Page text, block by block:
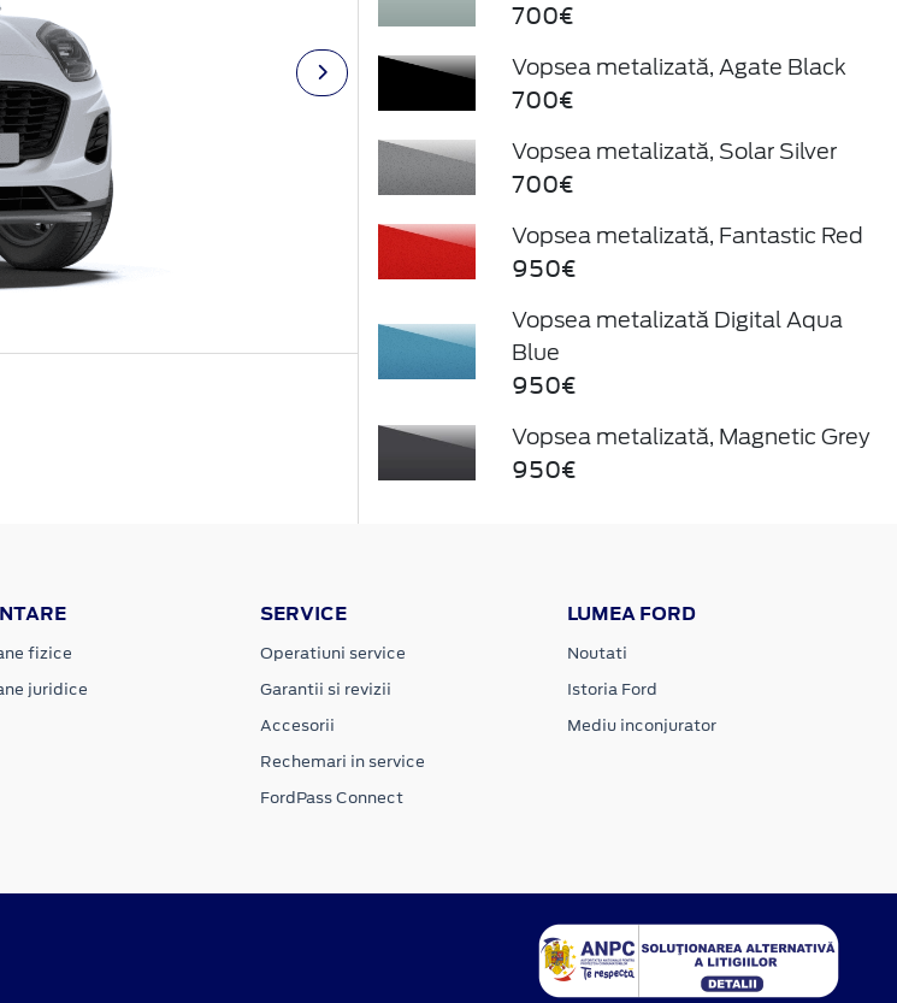
700€
Vopsea metalizată, Agate Black
700€
Vopsea metalizată, Solar Silver
700€
Vopsea metalizată, Fantastic Red
950€
Vopsea metalizată Digital Aqua
Blue
950€
Vopsea metalizată, Magnetic Grey
950€
fizice
juridice
SERVICE
Operatiuni service
Garantii si revizii
Accesorii
Rechemari in service
FordPass Connect
LUMEA FORD
Noutati
Istoria Ford
Mediu inconjurator